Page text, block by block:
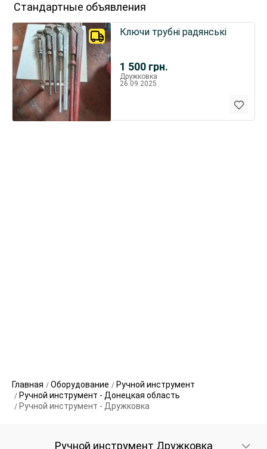
Стандартные объявления
1 500 грн.
Ключи трубні радянські
Дружковка
26.09.2025
Главная Оборудование
Ручной инструмент
Ручной инструмент - Донецкая область
Ручной инструмент - Дружковка
Ручной инструмент Дружковка